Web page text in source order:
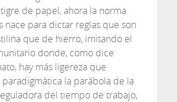
de papel, ahora la norma
nace para dictar reglas que son
que de hierro, imitando el
donde, como dice
hay más ligereza que
paradigmática la parábola de la
del tiempo de trabajo,